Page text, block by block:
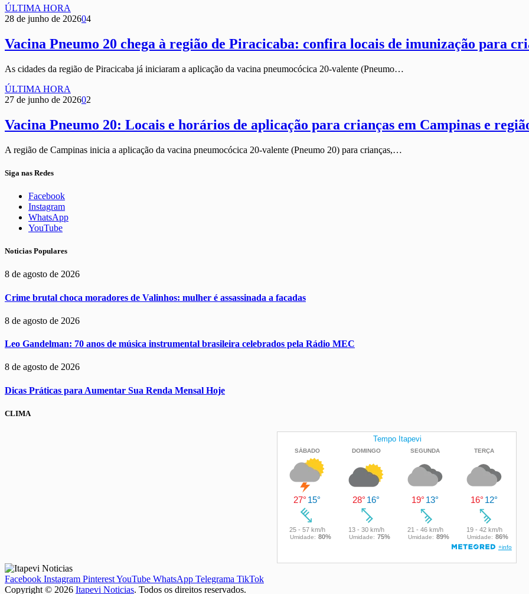
ÚLTIMA HORA
28 de junho de 202604
Vacina Pneumo 20 chega à região de Piracicaba: confira locais de imunização para
As cidades da região de Piracicaba já iniciaram a aplicação da vacina pneumocócica 20-valente (Pneumo…
ÚLTIMA HORA
27 de junho de 202602
Vacina Pneumo 20: Locais e horários de aplicação para crianças em Campinas e
A região de Campinas inicia a aplicação da vacina pneumocócica 20-valente (Pneumo 20) para crianças,…
Siga nas Redes
Facebook
Instagram
WhatsApp
YouTube
Noticias Populares
8 de agosto de 2026
Crime brutal choca moradores de Valinhos: mulher é assassinada a facadas
8 de agosto de 2026
Leo Gandelman: 70 anos de música instrumental brasileira celebrados pela Rádio MEC
8 de agosto de 2026
Dicas Práticas para Aumentar Sua Renda Mensal Hoje
CLIMA
Facebook Instagram PinterestYouTube WhatsApp Telegrama TikTok
Copyright © 2026 Itapevi Noticias. Todos os direitos reservados.